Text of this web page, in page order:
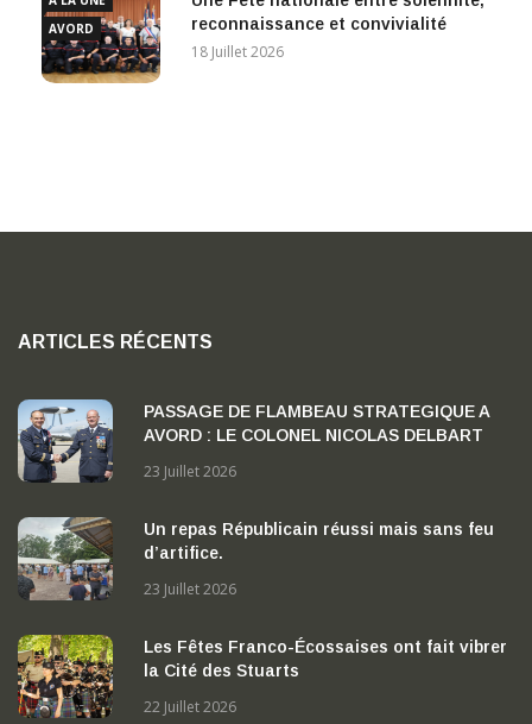
AVORD
reconnaissance et convivialité
18 Juillet 2026
ARTICLES RÉCENTS
PASSAGE DE FLAMBEAU STRATEGIQUE A
AVORD : LE COLONEL NICOLAS DELBART
GEORGES MADON »
23 Juillet 2026
Un repas Républicain réussi mais sans feu
d’artifice.
23 Juillet 2026
Les Fêtes Franco-Écossaises ont fait vibrer
la Cité des Stuarts
22 Juillet 2026